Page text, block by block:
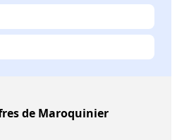
de Maroquinier